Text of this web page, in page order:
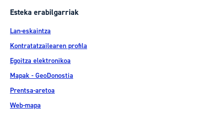
Esteka erabilgarriak
Lan-eskaintza
Kontratatzailearen profila
Egoitza elektronikoa
Mapak - GeoDonostia
Prentsa-aretoa
Web-mapa